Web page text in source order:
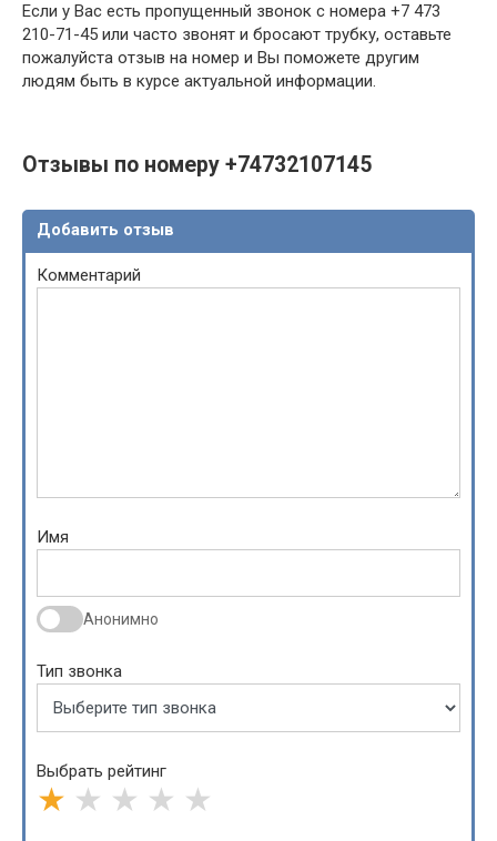
Если у Вас есть пропущенный звонок с номера +7 473
210-71-45 или часто звонят и бросают трубку, оставьте
пожалуйста отзыв на номер и Вы поможете другим
людям быть в курсе актуальной информации.
Отзывы по номеру +74732107145
Добавить отзыв
Комментарий
Имя
Анонимно
Тип звонка
Выбрать рейтинг
★ ★ ★ ★ ★